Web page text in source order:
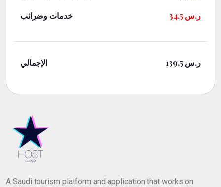
خدمات وضرائب 34.5 ر.س
الإجمالي 139.5 ر.س
A Saudi tourism platform and application that works on